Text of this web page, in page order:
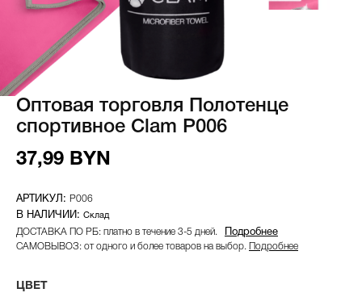
Оптовая торговля Полотенце
спортивное Clam P006
37,99 BYN
P006
Склад
ДОСТАВКА ПО РБ: платно в течение 3-5 дней. Подробнее
САМОВЫВОЗ: от одного и более товаров на выбор. Подробнее
ЦВЕТ